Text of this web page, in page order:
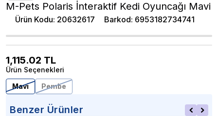
M-Pets Polaris İnteraktif Kedi Oyuncağı Mavi
Ürün Kodu: 20632617 Barkod: 6953182734741
1,115.02 TL
Ürün Seçenekleri
Mavi
Pembe
Benzer Ürünler